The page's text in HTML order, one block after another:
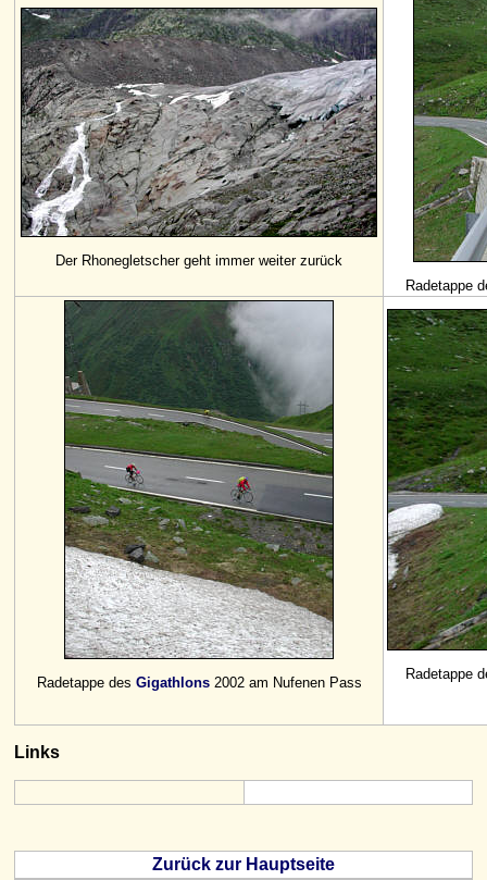
Der Rhonegletscher geht immer weiter zurück
Radetappe
Radetappe des Gigathlons2002 am Nufenen Pass
Radetappe
Links
Zurück zur Hauptseite